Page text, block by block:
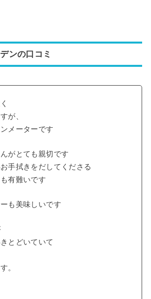
ンの口コミ
が、
メーターです
がとても親切です
手拭きをだしてくださる
有難いです
も美味しいです
とどいていて
。